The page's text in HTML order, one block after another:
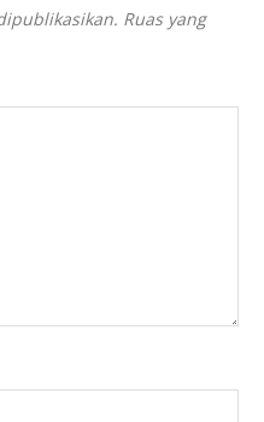
Ruas yang